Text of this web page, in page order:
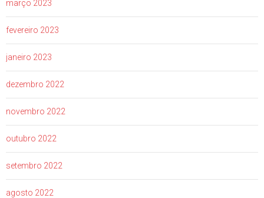
março 2023
fevereiro 2023
janeiro 2023
dezembro 2022
novembro 2022
outubro 2022
setembro 2022
agosto 2022